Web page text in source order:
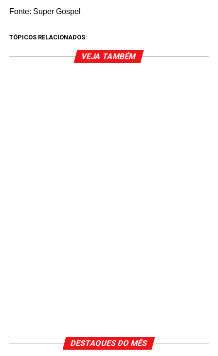
Fonte: Super Gospel
TÓPICOS RELACIONADOS:
VEJA TAMBÉM
DESTAQUES DO MÊS